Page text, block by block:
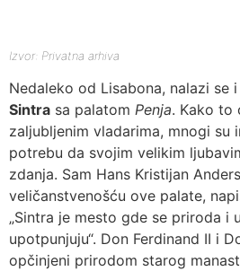
Izvor: Privatna arhiva
Nedaleko od Lisabona, nalazi se
Sintra sa palatom Penja. Kako to
zaljubljenim vladarima, mnogi su
potrebu da svojim velikim
zdanja. Sam Hans Kristijan
veličanstvenošću ove palate,
„Sintra je mesto gde se priroda i
upotpunjuju“. Don Ferdinand II i
opčinjeni prirodom starog